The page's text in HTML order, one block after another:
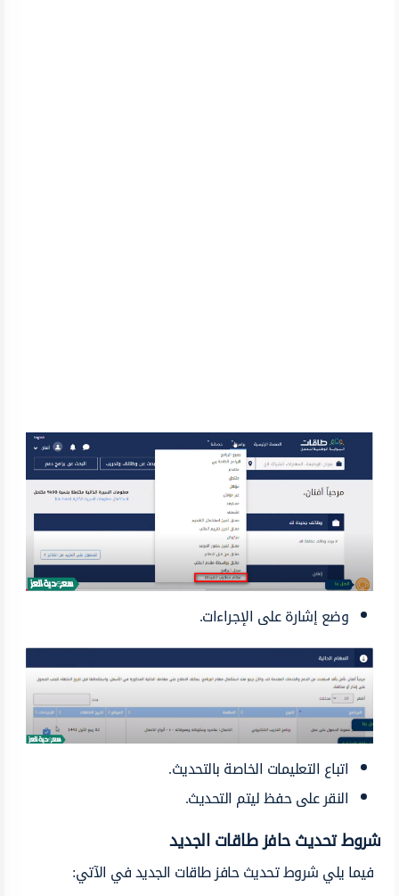
وضع إشارة على الإجراءات.
اتباع التعليمات الخاصة بالتحديث.
النقر على حفظ ليتم التحديث.
شروط تحديث حافز طاقات الجديد
فيما يلي شروط تحديث حافز طاقات الجديد في الآتي: